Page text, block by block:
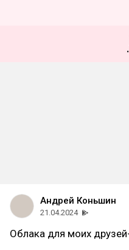
Андрей Коньшин
21.04.2024
Облака для моих